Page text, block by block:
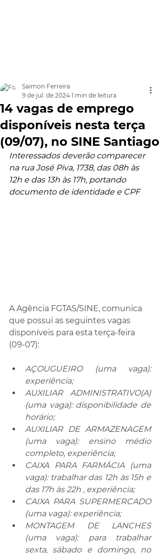
14 vagas de emprego
disponíveis nesta terça
(09/07), no SINE Santiago
Saimon Ferreira
9 de jul. de 2024 1 min de leitura
Interessados deverão comparecer
na rua José Piva, 1738, das 08h às
12h e das 13h às 17h, portando
documento de identidade e CPF
A Agência FGTAS/SINE, comunica
que possui as seguintes vagas
disponíveis para esta terça-feira
(09-07):
AÇOUGUEIRO (uma vaga):
experiência;
AUXILIAR ADMINISTRATIVO(A)
(uma vaga): disponibilidade de
horário;
AUXILIAR DE ARMAZENAGEM
(uma vaga): ensino médio
completo, experiência;
CAIXA PARA FARMÁCIA (uma
vaga): trabalhar das 12h às 15h e
das 17h às 22h , experiência;
CAIXA PARA SUPERMERCADO
(uma vaga): experiência;
MONTAGEM DE LANCHES
(uma vaga): para trabalhar
sexta, sábado e domingo, no